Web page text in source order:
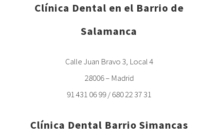
Clínica Dental en el Barrio de
Salamanca
Calle Juan Bravo 3, Local 4
28006 – Madrid
91 431 06 99 / 680 22 37 31
Clínica Dental Barrio Simancas